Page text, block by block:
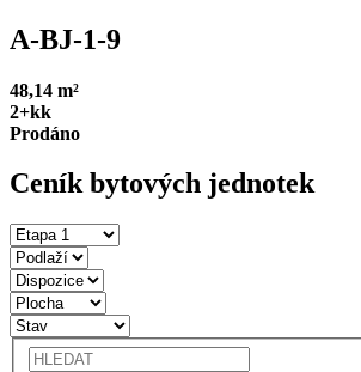
A-BJ-1-9
48,14 m²
2+kk
Prodáno
Ceník bytových jednotek